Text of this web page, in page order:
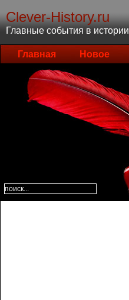
Clever-History.ru
Главные события в истории
Главная Новое